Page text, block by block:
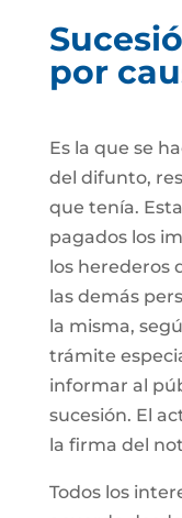
por
Es la que se
del difunto,
que tenía.
pagados los
los herederos
las demás
la misma,
trámite
informar al
sucesión. El
la firma del
Todos los